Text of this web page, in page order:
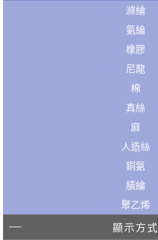
滌綸
氨綸
橡膠
尼龍
棉
真絲
麻
人造絲
銅氨
腈綸
聚乙烯
顯示方式